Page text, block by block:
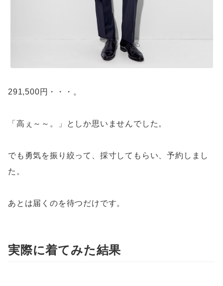
291,500円・・・。
「高ぇ～～。」としか思いませんでした。
でも勇気を振り絞って、採寸してもらい、予約しまし
た。
あとは届くのを待つだけです。
実際に着てみた結果